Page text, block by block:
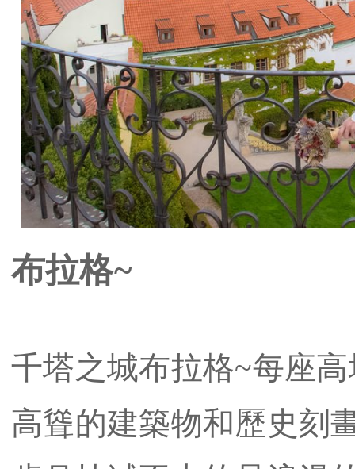
布拉格~
千塔之城布拉格~每座
高聳的建築物和歷史刻